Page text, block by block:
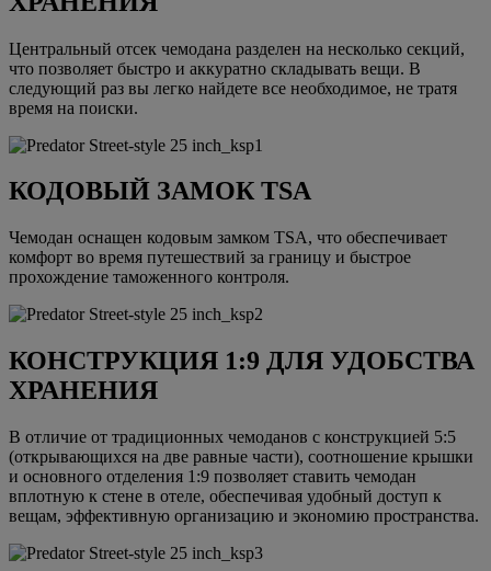
Центральный отсек чемодана разделен на несколько секций,
что позволяет быстро и аккуратно складывать вещи. В
следующий раз вы легко найдете все необходимое, не тратя
время на поиски.
КОДОВЫЙ ЗАМОК TSA
Чемодан оснащен кодовым замком TSA, что обеспечивает
комфорт во время путешествий за границу и быстрое
прохождение таможенного контроля.
КОНСТРУКЦИЯ 1:9 ДЛЯ УДОБСТВА
ХРАНЕНИЯ
В отличие от традиционных чемоданов с конструкцией 5:5
(открывающихся на две равные части), соотношение крышки
и основного отделения 1:9 позволяет ставить чемодан
вплотную к стене в отеле, обеспечивая удобный доступ к
вещам, эффективную организацию и экономию пространства.